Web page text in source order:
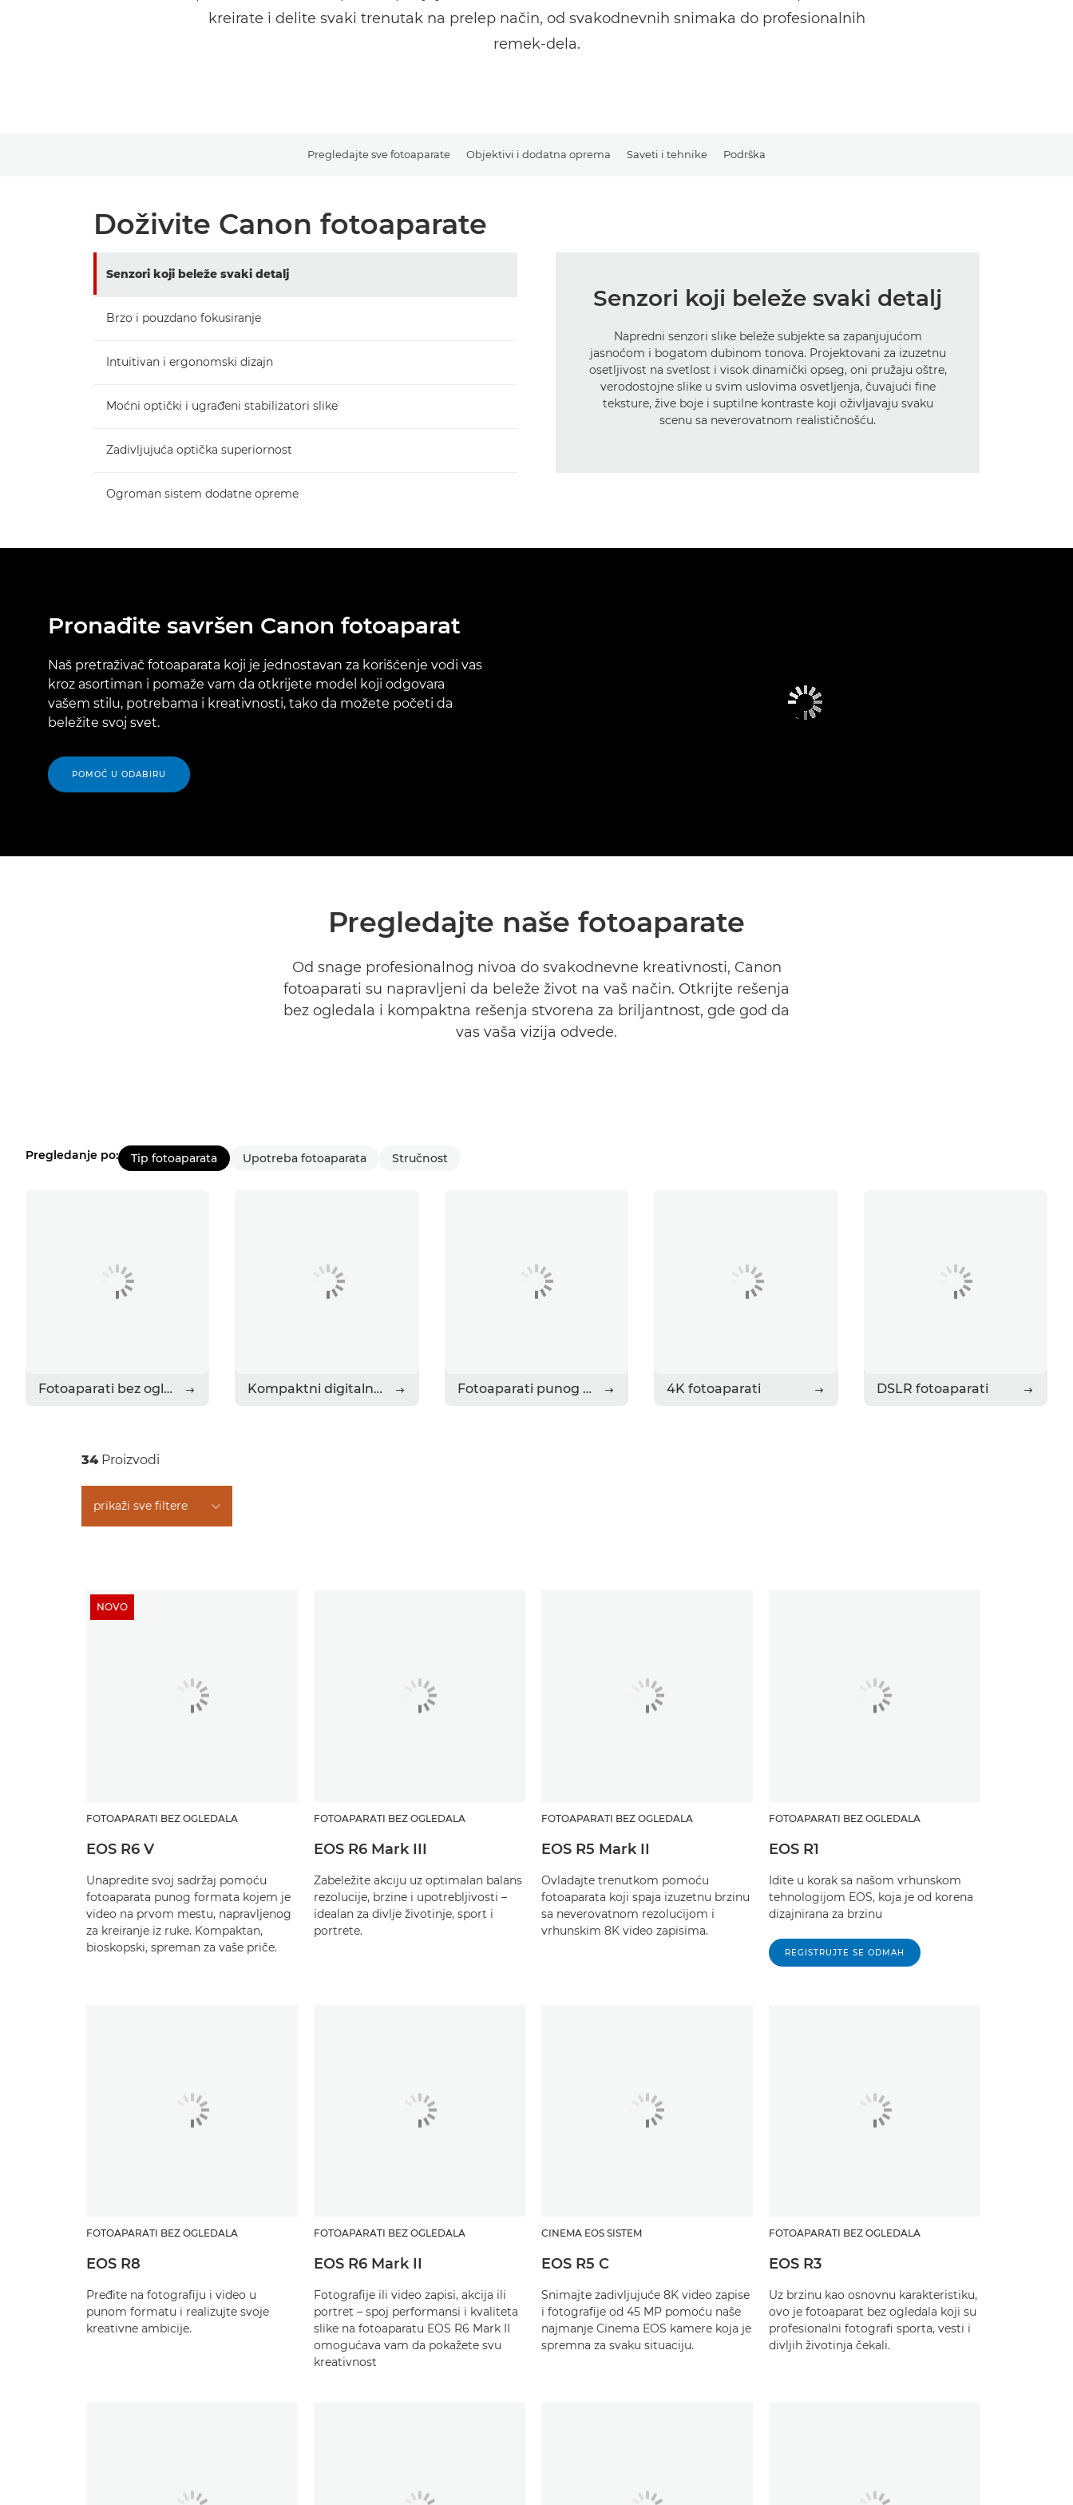
kreirate i delite svaki trenutak na prelep način, od svakodnevnih snimaka do profesionalnih
remek-dela.
Pregledajte sve fotoaparate Objektivi i dodatna oprema Saveti i tehnike Podrška
Doživite Canon fotoaparate
Senzori koji beleže svaki detalj
Brzo i pouzdano fokusiranje
Intuitivan i ergonomski dizajn
Moćni optički i ugrađeni stabilizatori slike
Zadivljujuća optička superiornost
Ogroman sistem dodatne opreme
Senzori koji beleže svaki detalj
Napredni senzori slike beleže subjekte sa zapanjujućom
jasnoćom i bogatom dubinom tonova. Projektovani za izuzetnu
osetljivost na svetlost i visok dinamički opseg, oni pružaju oštre,
verodostojne slike u svim uslovima osvetljenja, čuvajući fine
teksture, žive boje i suptilne kontraste koji oživljavaju svaku
scenu sa neverovatnom realističnošću.
Pronađite savršen Canon fotoaparat
Naš pretraživač fotoaparata koji je jednostavan za korišćenje vodi vas
kroz asortiman i pomaže vam da otkrijete model koji odgovara
vašem stilu, potrebama i kreativnosti, tako da možete početi da
beležite svoj svet.
POMOĆ U ODABIRU
Pregledajte naše fotoaparate
Od snage profesionalnog nivoa do svakodnevne kreativnosti, Canon
fotoaparati su napravljeni da beleže život na vaš način. Otkrijte rešenja
bez ogledala i kompaktna rešenja stvorena za briljantnost, gde god da
vas vaša vizija odvede.
Pregledanje po: Tip fotoaparata Upotreba fotoaparata Stručnost
Fotoaparati bez ogledala Kompaktni digitalni fotoaparati Fotoaparati punog formata 4K fotoaparati DSLR fotoaparati
34 Proizvodi
prikaži sve filtere
NOVO
FOTOAPARATI BEZ OGLEDALA
EOS R6 V
Unapredite svoj sadržaj pomoću
fotoaparata punog formata kojem je
video na prvom mestu, napravljenog
za kreiranje iz ruke. Kompaktan,
bioskopski, spreman za vaše priče.
FOTOAPARATI BEZ OGLEDALA
EOS R6 Mark III
Zabeležite akciju uz optimalan balans
rezolucije, brzine i upotrebljivosti –
idealan za divlje životinje, sport i
portrete.
FOTOAPARATI BEZ OGLEDALA
EOS R5 Mark II
Ovladajte trenutkom pomoću
fotoaparata koji spaja izuzetnu brzinu
sa neverovatnom rezolucijom i
vrhunskim 8K video zapisima.
FOTOAPARATI BEZ OGLEDALA
EOS R1
Idite u korak sa našom vrhunskom
tehnologijom EOS, koja je od korena
dizajnirana za brzinu
REGISTRUJTE SE ODMAH
FOTOAPARATI BEZ OGLEDALA
EOS R8
Pređite na fotografiju i video u
punom formatu i realizujte svoje
kreativne ambicije.
FOTOAPARATI BEZ OGLEDALA
EOS R6 Mark II
Fotografije ili video zapisi, akcija ili
portret – spoj performansi i kvaliteta
slike na fotoaparatu EOS R6 Mark II
omogućava vam da pokažete svu
kreativnost
CINEMA EOS SISTEM
EOS R5 C
Snimajte zadivljujuće 8K video zapise
i fotografije od 45 MP pomoću naše
najmanje Cinema EOS kamere koja je
spremna za svaku situaciju.
FOTOAPARATI BEZ OGLEDALA
EOS R3
Uz brzinu kao osnovnu karakteristiku,
ovo je fotoaparat bez ogledala koji su
profesionalni fotografi sporta, vesti i
divljih životinja čekali.